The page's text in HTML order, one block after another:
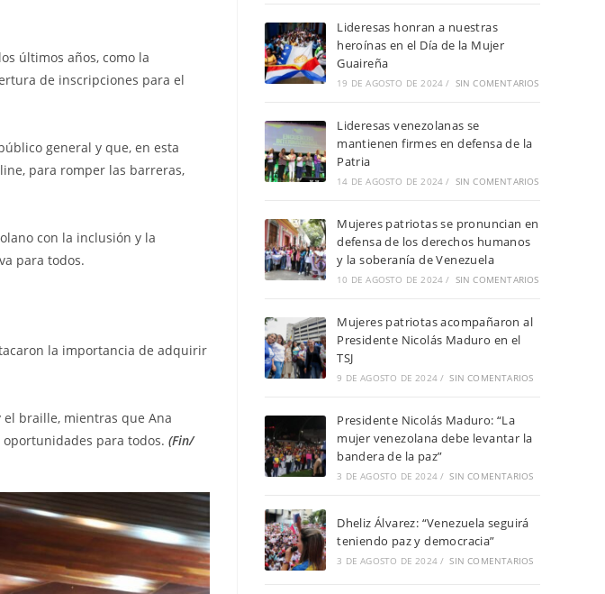
últimos años, como la
de inscripciones para el
general y que, en esta
para romper las barreras,
con la inclusión y la
para todos.
la importancia de adquirir
braille, mientras que Ana
para todos. (Fin/
Lideresas honran a nuestras
heroínas en el Día de la Mujer
Guaireña
19 DE AGOSTO DE 2024 / SIN COMENTARIOS
Lideresas venezolanas se
mantienen firmes en defensa de la
Patria
14 DE AGOSTO DE 2024 / SIN COMENTARIOS
Mujeres patriotas se pronuncian en
defensa de los derechos humanos
y la soberanía de Venezuela
10 DE AGOSTO DE 2024 / SIN COMENTARIOS
Mujeres patriotas acompañaron al
Presidente Nicolás Maduro en el
TSJ
9 DE AGOSTO DE 2024 / SIN COMENTARIOS
Presidente Nicolás Maduro: “La
mujer venezolana debe levantar la
bandera de la paz”
3 DE AGOSTO DE 2024 / SIN COMENTARIOS
Dheliz Álvarez: “Venezuela seguirá
teniendo paz y democracia”
3 DE AGOSTO DE 2024 / SIN COMENTARIOS